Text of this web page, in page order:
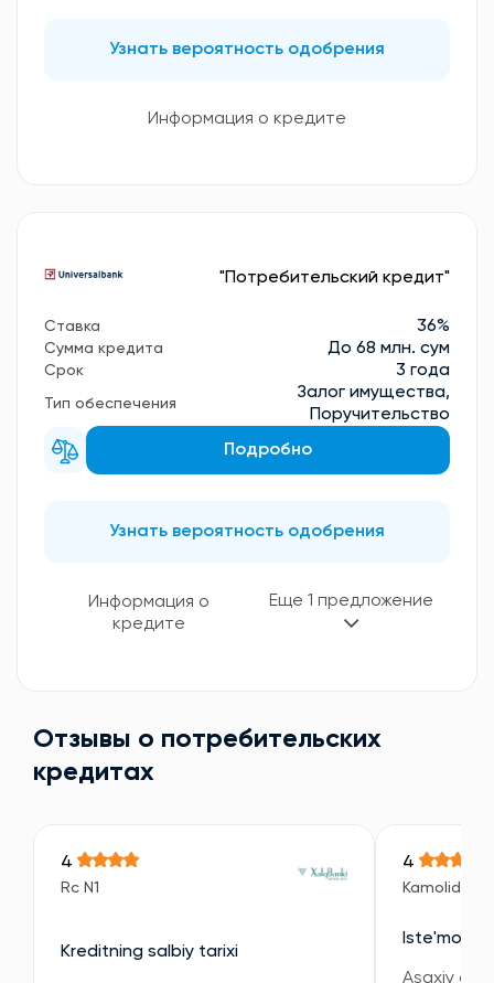
Узнать вероятность одобрения
Информация о кредите
"Потребительский кредит"
Ставка 36%
Сумма кредита До 68 млн. сум
Срок 3 года
Тип обеспечения
Залог имущества,
Поручительство
Подробно
Узнать вероятность одобрения
Информация о
кредите
Еще 1 предложение
Отзывы о потребительских
кредитах
4
Rc N1
Kreditning salbiy tarixi
4
Kamoliddin
Iste'mol
Asaxiy